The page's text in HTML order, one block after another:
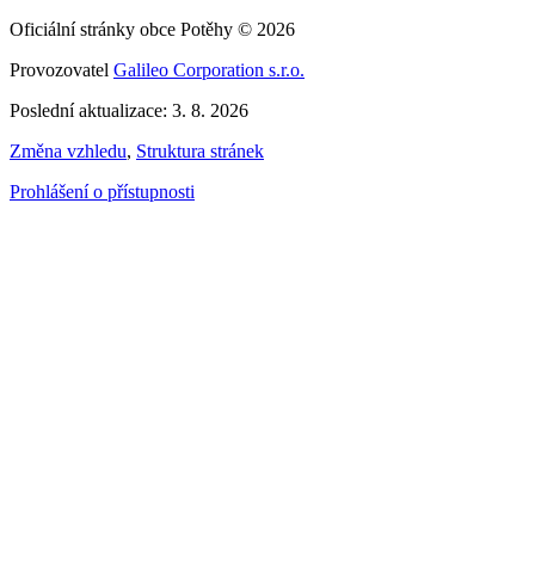
Oficiální stránky obce Potěhy © 2026
Provozovatel Galileo Corporation s.r.o.
Poslední aktualizace: 3. 8. 2026
Změna vzhledu, Struktura stránek
Prohlášení o přístupnosti